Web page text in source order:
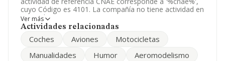
cuyo Código es 4101. La compañía no tiene actividad en
mercados exteriores.
permanecido igual y según los datos a disposición de
debajo de la media de sector.
Ver más
Actividades relacionadas
Coches Aviones
Motocicletas
Manualidades
Humor
Aeromodelismo